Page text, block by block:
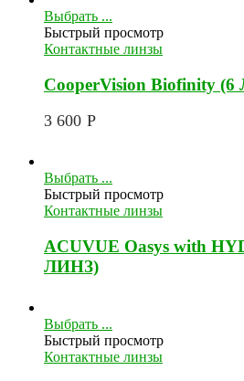
Выбрать ...
Быстрый просмотр
Контактные линзы
CooperVision Biofinity
3 600 Р
Выбрать ...
Быстрый просмотр
Контактные линзы
ACUVUE Oasys with
ЛИНЗ)
Выбрать ...
Быстрый просмотр
Контактные линзы